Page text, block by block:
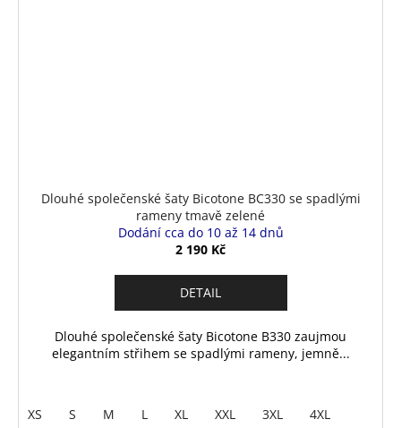
Dlouhé společenské šaty Bicotone BC330 se spadlými
rameny tmavě zelené
Dodání cca do 10 až 14 dnů
2 190 Kč
DETAIL
Dlouhé společenské šaty Bicotone B330 zaujmou
elegantním střihem se spadlými rameny, jemně...
XS S M L XL XXL 3XL 4XL